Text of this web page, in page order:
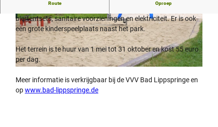
© CC-BY-SA © Stadt Bad Lippspringe | CC-BY-SA
Route Oproep
Het familiepretpark heeft een barbecuehut met vijf
biertentsets, sanitaire voorzieningen en elektriciteit. Er is ook
een grote kinderspeelplaats naast het park.
Het terrein is te huur van 1 mei tot 31 oktober en kost 55 euro
per dag.
Meer informatie is verkrijgbaar bij de VVV Bad Lippspringe en
opwww.bad-lippspringe.de